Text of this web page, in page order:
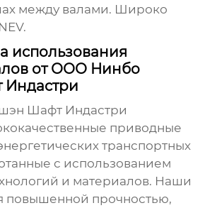
между валами. Широко
использования
от ООО Нинбо
Шафт Индастри
приводные
транспортных
с использованием
и материалов. Наши
повышенной прочностью,